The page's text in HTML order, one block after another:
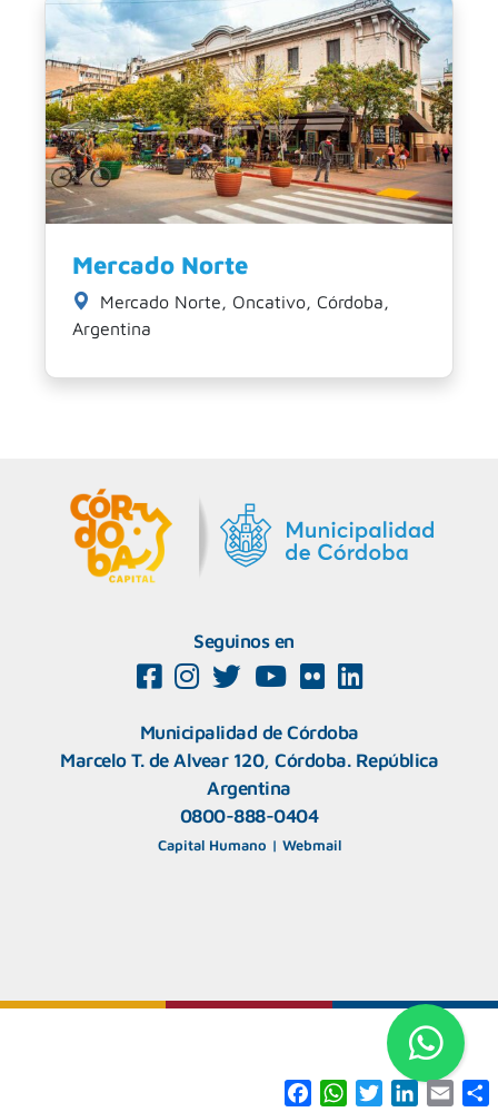
Mercado Norte
Mercado Norte, Oncativo, Córdoba,
Argentina
Seguinos en
Municipalidad de Córdoba
Marcelo T. de Alvear 120, Córdoba. República
Argentina
0800-888-0404
Capital Humano | Webmail
F
a
W
h
T
w
L
E
m